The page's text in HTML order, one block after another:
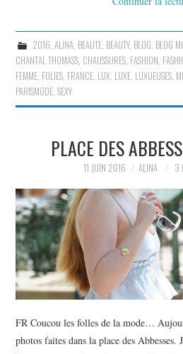
2016, ALINA, BEAUTE, BEAUTY, BLOG, BLOG
CHANTAL THOMASS, CHAUSSURES, FASHION,
FEMME, FOLIES, FRANCE, LUX, LUXE, LUXUEUSES,
PARISMODE,SEXY
PLACE DES
11 JUIN 2016 ALINA 3
FR Coucou les folles de la mode…
photos faites dans la place des